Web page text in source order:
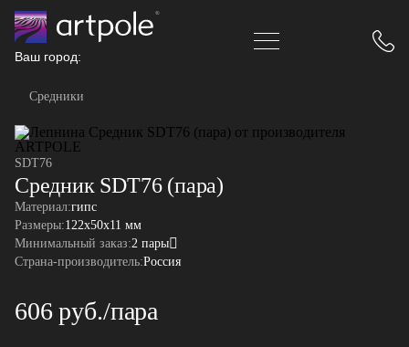
Ваш город:
Средники
SDT76
Средник SDT76 (пара)
Материал:гипс
Размеры:122x50x11 мм
Минимальный заказ:2 пары
Страна-производитель:Россия
606 руб./пара